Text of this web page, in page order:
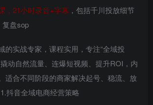
，21小时录音+字幕 ，包括千川投放细节
复盘sop
的实战专家，课程实用，专注“全域投
动自然流量、连爆短视频、提升ROI，内
适合不同阶段的商家解决起号、稳流、放
抖音全域电商经营策略